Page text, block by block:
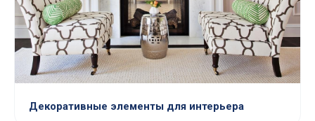
Декоративные элементы для интерьера